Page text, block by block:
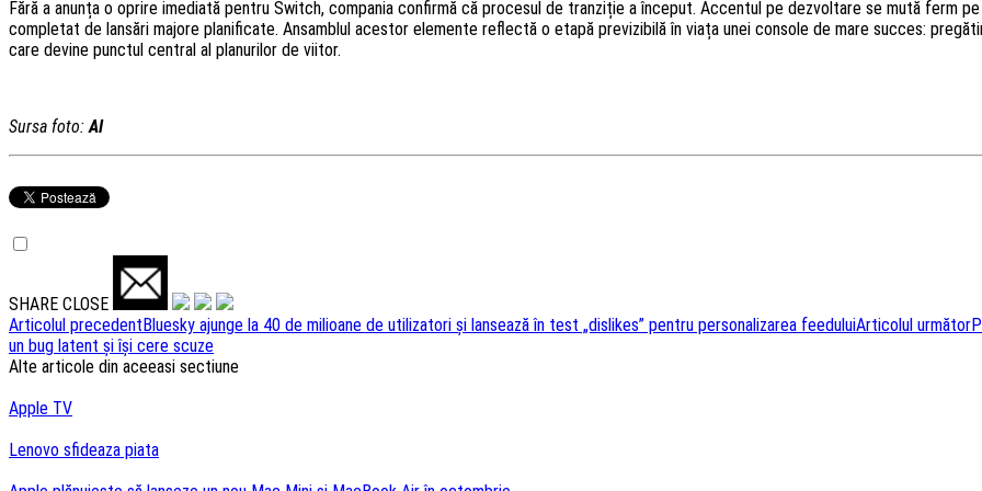
Fără a anunța o oprire imediată pentru Switch, compania confirmă că procesul de tranziție a început. Accentul pe dezvoltare se mută ferm
completat de lansări majore planificate. Ansamblul acestor elemente reflectă o etapă previzibilă în viața unei console de mare succes:
care devine punctul central al planurilor de viitor.
Sursa foto: AI
SHARE CLOSE
Navigare
articole
Articolul precedentBluesky ajunge la 40 de milioane de utilizatori și lansează în test „dislikes” pentru personalizarea feeduluiArticolul următor
un bug latent și își cere scuze
Alte articole din aceeasi sectiune
Apple TV
Lenovo sfideaza piata